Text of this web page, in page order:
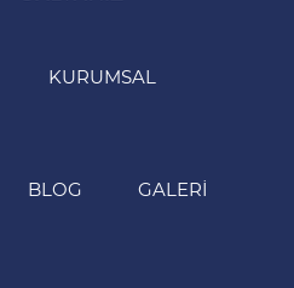
KURUMSAL
BLOG GALERI